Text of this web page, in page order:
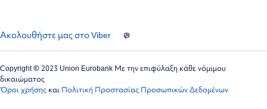
Ακολουθήστε μας στο Viber
Copyright © 2023 Union Eurobank Με την επιφύλαξη κάθε νόμιμου
δικαιώματος
Όροι χρήσης και Πολιτική Προστασίας Προσωπικών Δεδομένων